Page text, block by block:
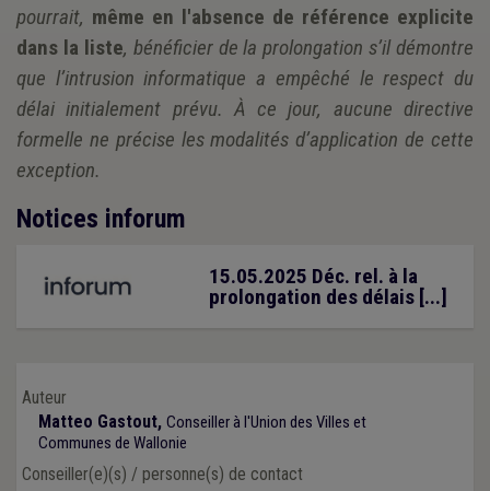
pourrait, même en l'absence de référence explicite
dans la liste, bénéficier de la prolongation s’il démontre
que l’intrusion informatique a empêché le respect du
délai initialement prévu. À ce jour, aucune directive
formelle ne précise les modalités d’application de cette
exception.
Notices inforum
15.05.2025 Déc. rel. à la
prolongation des délais [...]
Auteur
Matteo Gastout, Conseiller à l'Union des Villes et
Communes de Wallonie
Conseiller(e)(s) / personne(s) de contact